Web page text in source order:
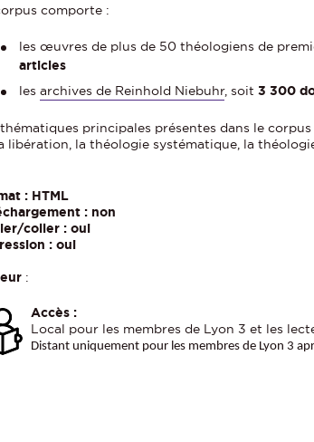
comporte :
les œuvres de plus de 50 théologiens de
articles
lesarchives de Reinhold Niebuhr, soit3 300
principales présentes dans le
libération, la théologie systématique, la
: HTML
: non
coller : oui
: oui
:
Accès :
Local pour les membres de Lyon 3 et les
Distant uniquement pour les membres de Lyon 3